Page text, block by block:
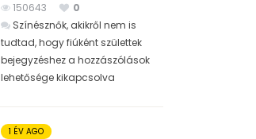
150643
0
Színésznők, akikről nem is
tudtad, hogy fiúként születtek
bejegyzéshez a hozzászólások
lehetősége kikapcsolva
1 ÉV AGO